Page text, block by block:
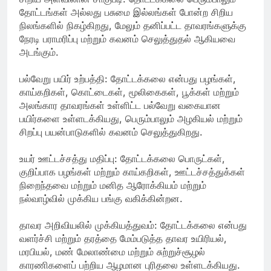
தோட்டங்கள் அல்லது பசுமை இல்லங்கள் போன்ற சிறிய
நிலங்களில் நிகழ்கிறது, மேலும் தனிப்பட்ட தாவரங்களுக்கு
நேரடி பராமரிப்பு மற்றும் கவனம் செலுத்துதல் ஆகியவை
அடங்கும்.
பல்வேறு பயிர் உற்பத்தி: தோட்டக்கலை என்பது பழங்கள்,
காய்கறிகள், கொட்டைகள், மூலிகைகள், பூக்கள் மற்றும்
அலங்கார தாவரங்கள் உள்ளிட்ட பல்வேறு வகையான
பயிர்களை உள்ளடக்கியது, பெரும்பாலும் அழகியல் மற்றும்
சிறப்பு பயன்பாடுகளில் கவனம் செலுத்துகிறது.
உயர் ஊட்டச்சத்து மதிப்பு: தோட்டக்கலை பொருட்கள்,
குறிப்பாக பழங்கள் மற்றும் காய்கறிகள், ஊட்டச்சத்துக்கள்
நிறைந்தவை மற்றும் மனித ஆரோக்கியம் மற்றும்
நல்வாழ்வில் முக்கிய பங்கு வகிக்கின்றன.
தாவர அறிவியலில் முக்கியத்துவம்: தோட்டக்கலை என்பது
வளர்ச்சி மற்றும் தரத்தை மேம்படுத்த தாவர உயிரியல்,
மரபியல், மண் மேலாண்மை மற்றும் சுற்றுச்சூழல்
காரணிகளைப் பற்றிய ஆழமான புரிதலை உள்ளடக்கியது.